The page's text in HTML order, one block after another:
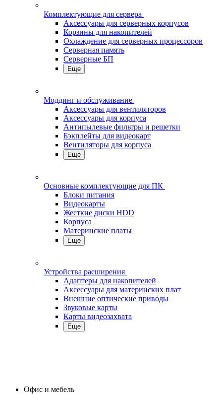
Комплектующие для сервера
Аксессуары для серверных корпусов
Корзины для накопителей
Охлаждение для серверных процессоров
Серверная память
Серверные БП
Еще
Моддинг и обслуживание
Аксессуары для вентиляторов
Аксессуары для корпуса
Антипылевые фильтры и решетки
Бэкплейты для видеокарт
Вентиляторы для корпуса
Еще
Основные комплектующие для ПК
Блоки питания
Видеокарты
Жесткие диски HDD
Корпуса
Материнские платы
Еще
Устройства расширения
Адаптеры для накопителей
Аксессуары для материнских плат
Внешние оптические приводы
Звуковые карты
Карты видеозахвата
Еще
Офис и мебель